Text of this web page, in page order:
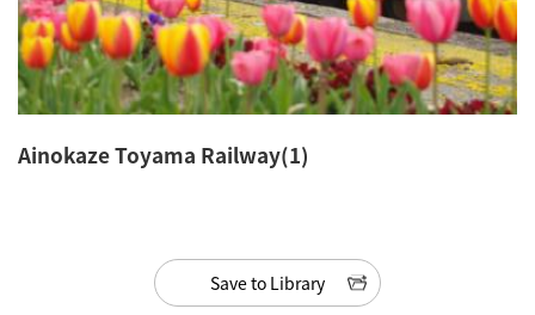
Ainokaze Toyama Railway(1)
Save to Library